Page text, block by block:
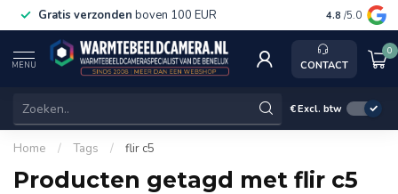
Gratis verzonden boven 100 EUR Service,
4.8 /5.0
MENU CONTACT
0
€Excl. btw
Home / Tags / flir c5
Producten getagd met flir c5